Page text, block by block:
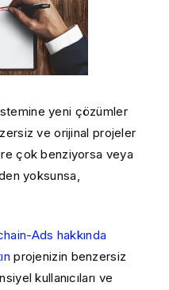
yeni çözümler
ve orijinal projeler
çok benziyorsa veya
yoksunsa,
Ads hakkında
projenizin benzersiz
kullanıcıları ve